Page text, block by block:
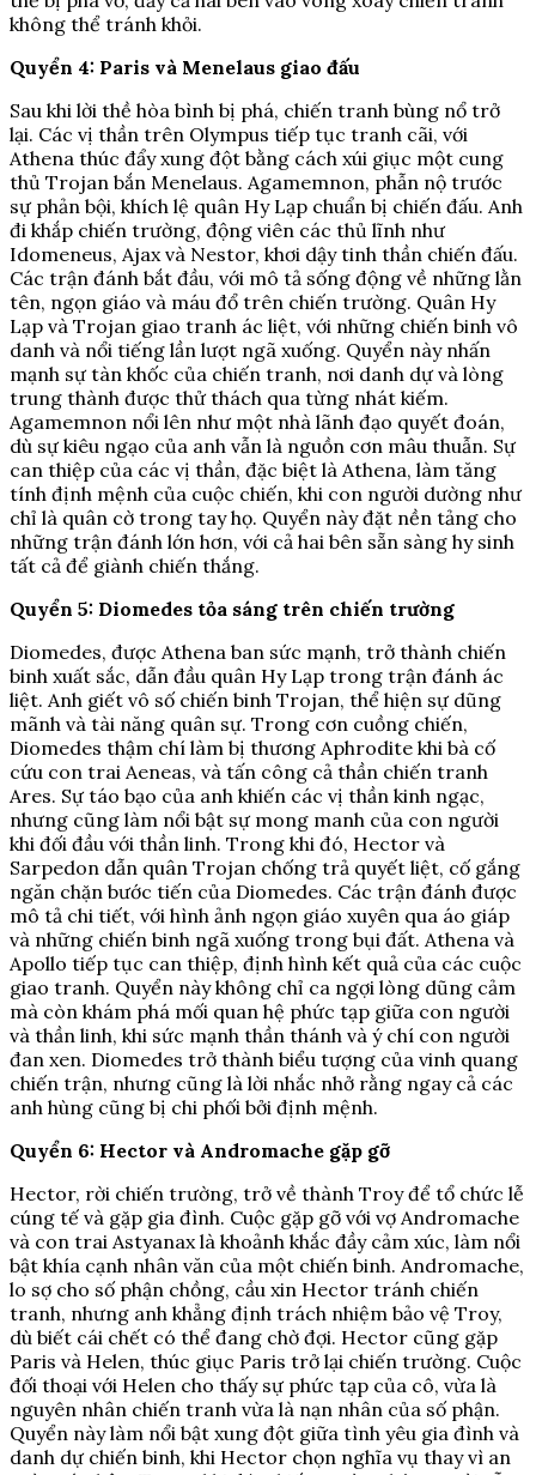
không thể tránh khỏi.
Quyển 4: Paris và Menelaus giao đấu
Sau khi lời thề hòa bình bị phá, chiến tranh bùng nổ trở
lại. Các vị thần trên Olympus tiếp tục tranh cãi, với
Athena thúc đẩy xung đột bằng cách xúi giục một cung
thủ Trojan bắn Menelaus. Agamemnon, phẫn nộ trước
sự phản bội, khích lệ quân Hy Lạp chuẩn bị chiến đấu. Anh
đi khắp chiến trường, động viên các thủ lĩnh như
Idomeneus, Ajax và Nestor, khơi dậy tinh thần chiến đấu.
Các trận đánh bắt đầu, với mô tả sống động về những lằn
tên, ngọn giáo và máu đổ trên chiến trường. Quân Hy
Lạp và Trojan giao tranh ác liệt, với những chiến binh vô
danh và nổi tiếng lần lượt ngã xuống. Quyển này nhấn
mạnh sự tàn khốc của chiến tranh, nơi danh dự và lòng
trung thành được thử thách qua từng nhát kiếm.
Agamemnon nổi lên như một nhà lãnh đạo quyết đoán,
dù sự kiêu ngạo của anh vẫn là nguồn cơn mâu thuẫn. Sự
can thiệp của các vị thần, đặc biệt là Athena, làm tăng
tính định mệnh của cuộc chiến, khi con người dường như
chỉ là quân cờ trong tay họ. Quyển này đặt nền tảng cho
những trận đánh lớn hơn, với cả hai bên sẵn sàng hy sinh
tất cả để giành chiến thắng.
Quyển 5: Diomedes tỏa sáng trên chiến trường
Diomedes, được Athena ban sức mạnh, trở thành chiến
binh xuất sắc, dẫn đầu quân Hy Lạp trong trận đánh ác
liệt. Anh giết vô số chiến binh Trojan, thể hiện sự dũng
mãnh và tài năng quân sự. Trong cơn cuồng chiến,
Diomedes thậm chí làm bị thương Aphrodite khi bà cố
cứu con trai Aeneas, và tấn công cả thần chiến tranh
Ares. Sự táo bạo của anh khiến các vị thần kinh ngạc,
nhưng cũng làm nổi bật sự mong manh của con người
khi đối đầu với thần linh. Trong khi đó, Hector và
Sarpedon dẫn quân Trojan chống trả quyết liệt, cố gắng
ngăn chặn bước tiến của Diomedes. Các trận đánh được
mô tả chi tiết, với hình ảnh ngọn giáo xuyên qua áo giáp
và những chiến binh ngã xuống trong bụi đất. Athena và
Apollo tiếp tục can thiệp, định hình kết quả của các cuộc
giao tranh. Quyển này không chỉ ca ngợi lòng dũng cảm
mà còn khám phá mối quan hệ phức tạp giữa con người
và thần linh, khi sức mạnh thần thánh và ý chí con người
đan xen. Diomedes trở thành biểu tượng của vinh quang
chiến trận, nhưng cũng là lời nhắc nhở rằng ngay cả các
anh hùng cũng bị chi phối bởi định mệnh.
Quyển 6: Hector và Andromache gặp gỡ
Hector, rời chiến trường, trở về thành Troy để tổ chức lễ
cúng tế và gặp gia đình. Cuộc gặp gỡ với vợ Andromache
và con trai Astyanax là khoảnh khắc đầy cảm xúc, làm nổi
bật khía cạnh nhân văn của một chiến binh. Andromache,
lo sợ cho số phận chồng, cầu xin Hector tránh chiến
tranh, nhưng anh khẳng định trách nhiệm bảo vệ Troy,
dù biết cái chết có thể đang chờ đợi. Hector cũng gặp
Paris và Helen, thúc giục Paris trở lại chiến trường. Cuộc
đối thoại với Helen cho thấy sự phức tạp của cô, vừa là
nguyên nhân chiến tranh vừa là nạn nhân của số phận.
Quyển này làm nổi bật xung đột giữa tình yêu gia đình và
danh dự chiến binh, khi Hector chọn nghĩa vụ thay vì an